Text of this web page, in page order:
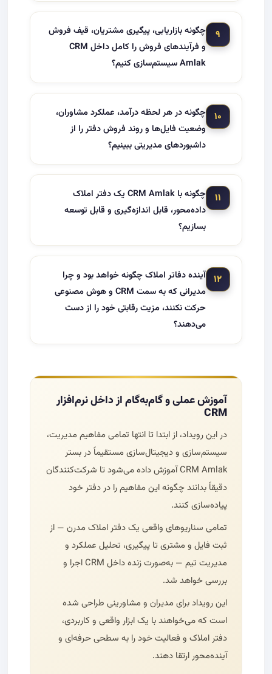
۹
چگونه بازاریابی، پیگیری مشتریان، قیف فروش
و فرآیندهای فروش را کامل داخل CRM
Amlak سیستم‌سازی کنیم؟
۱۰
چگونه در هر لحظه درآمد، عملکرد مشاوران،
وضعیت فایل‌ها و روند فروش دفتر را از
داشبوردهای مدیریتی ببینیم؟
۱۱
چگونه با CRM Amlak یک دفتر املاک
داده‌محور، قابل اندازه‌گیری و قابل توسعه
بسازیم؟
۱۲ آینده دفاتر املاک چگونه خواهد بود و چرا
مدیرانی که به سمت CRM و هوش مصنوعی
حرکت نکنند، مزیت رقابتی خود را از دست
می‌دهند؟
آموزش عملی و گام‌به‌گام از داخل نرم‌افزار
CRM
در این رویداد، از ابتدا تا انتها تمامی مفاهیم مدیریت،
سیستم‌سازی و دیجیتال‌سازی مستقیماً در بستر
CRM Amlak آموزش داده می‌شود تا شرکت‌کنندگان
دقیقاً بدانند چگونه این مفاهیم را در دفتر خود
پیاده‌سازی کنند.
تمامی سناریوهای واقعی یک دفتر املاک مدرن — از
ثبت فایل و مشتری تا پیگیری، تحلیل عملکرد و
مدیریت تیم — به‌صورت زنده داخل CRM اجرا و
بررسی خواهد شد.
این رویداد برای مدیران و مشاورینی طراحی شده
است که می‌خواهند با یک ابزار واقعی و کاربردی،
دفتر املاک و فعالیت خود را به سطحی حرفه‌ای و
آینده‌محور ارتقا دهند.